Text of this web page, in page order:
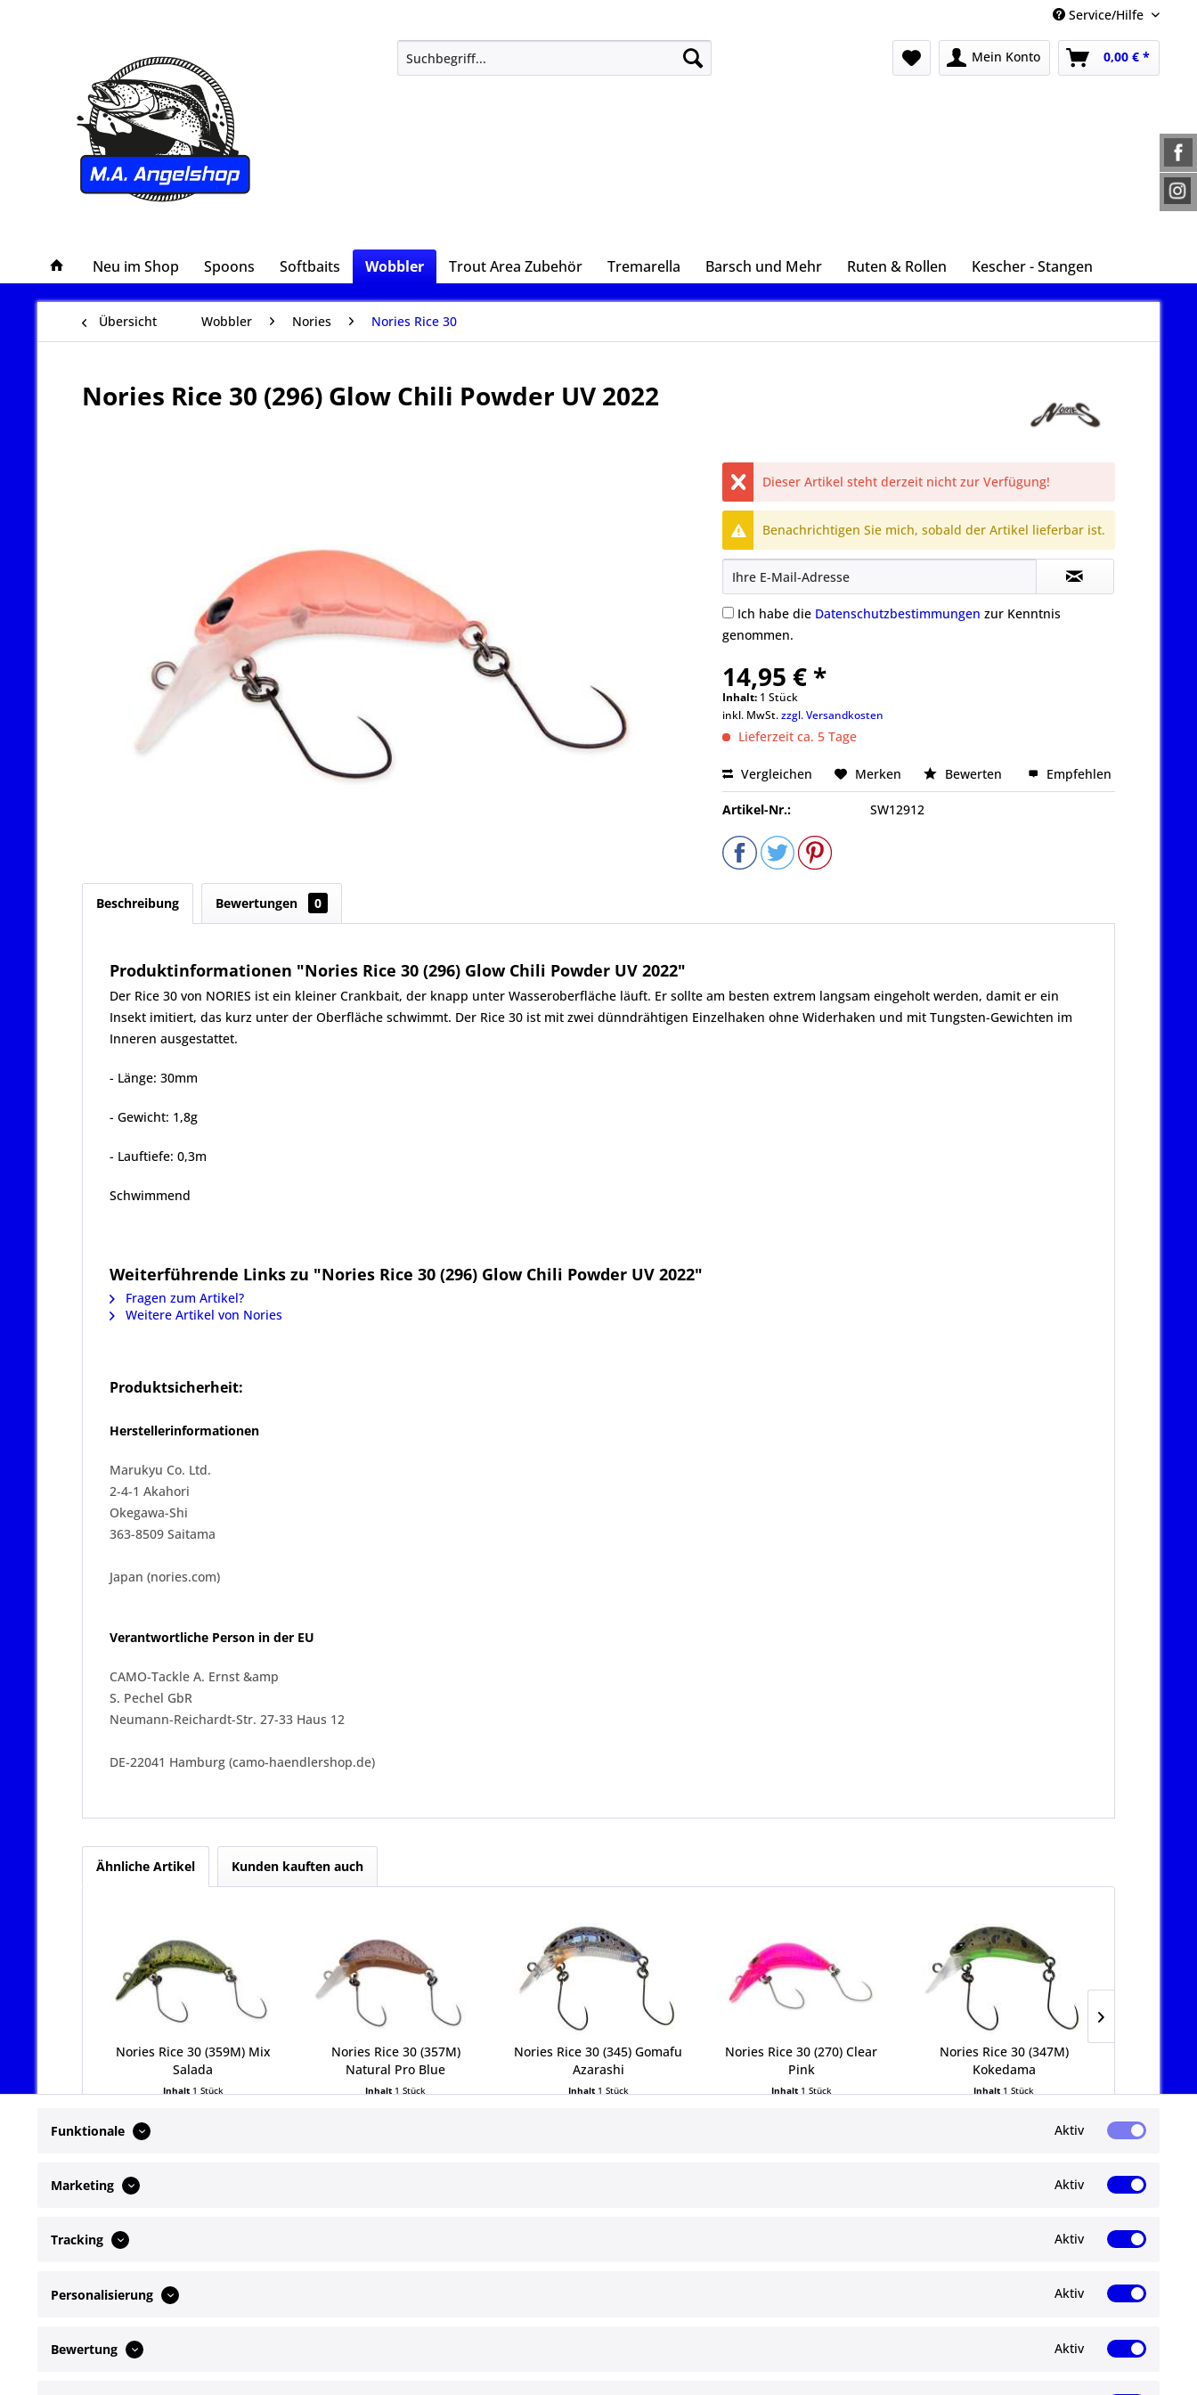
Service/Hilfe
Mein Konto 0,00 € *
Neu im Shop Spoons Softbaits Wobbler Trout Area Zubehör Tremarella Barsch und Mehr Ruten & Rollen Kescher - Stangen
Übersicht Wobbler Nories Nories Rice 30
Nories Rice 30 (296) Glow Chili Powder UV 2022
Dieser Artikel steht derzeit nicht zur Verfügung!
Benachrichtigen Sie mich, sobald der Artikel lieferbar ist.
Ich habe die Datenschutzbestimmungen zur Kenntnis
genommen.
14,95 € *
Inhalt: 1 Stück
inkl. MwSt.zzgl. Versandkosten
Lieferzeit ca. 5 Tage
Vergleichen Merken Bewerten Empfehlen
Artikel-Nr.: SW12912
Beschreibung Bewertungen 0
Produktinformationen "Nories Rice 30 (296) Glow Chili Powder UV 2022"
Der Rice 30 von NORIES ist ein kleiner Crankbait, der knapp unter Wasseroberfläche läuft. Er sollte am besten extrem langsam eingeholt werden, damit er ein
Insekt imitiert, das kurz unter der Oberfläche schwimmt. Der Rice 30 ist mit zwei dünndrähtigen Einzelhaken ohne Widerhaken und mit Tungsten-Gewichten im
Inneren ausgestattet.
- Länge: 30mm
- Gewicht: 1,8g
- Lauftiefe: 0,3m
Schwimmend
Weiterführende Links zu "Nories Rice 30 (296) Glow Chili Powder UV 2022"
Fragen zum Artikel?
Weitere Artikel von Nories
Produktsicherheit:
Herstellerinformationen
Marukyu Co. Ltd.
2-4-1 Akahori
Okegawa-Shi
363-8509 Saitama
Japan (nories.com)
Verantwortliche Person in der EU
CAMO-Tackle A. Ernst &amp
S. Pechel GbR
Neumann-Reichardt-Str. 27-33 Haus 12
DE-22041 Hamburg (camo-haendlershop.de)
Ähnliche Artikel Kunden kauften auch
Nories Rice 30 (359M) Mix
Salada
Inhalt 1 Stück
Nories Rice 30 (357M)
Natural Pro Blue
Inhalt 1 Stück
Nories Rice 30 (345) Gomafu
Azarashi
Inhalt 1 Stück
Nories Rice 30 (270) Clear
Pink
Inhalt 1 Stück
Nories Rice 30 (347M)
Kokedama
Inhalt 1 Stück
Telefonische Unterstützung und Beratung
+49172 4649072
Abonnieren Sie den kostenlosen ma-
keine Neuigkeit oder Aktion mehr.
Funktionale Aktiv
Marketing Aktiv
Tracking Aktiv
Personalisierung Aktiv
Bewertung Aktiv